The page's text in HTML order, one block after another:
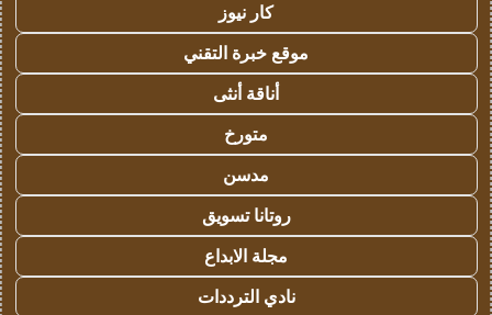
كار نيوز
موقع خبرة التقني
أناقة أنثى
متورخ
مدسن
روتانا تسويق
مجلة الابداع
نادي الترددات